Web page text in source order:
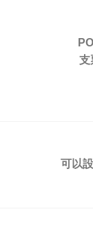
支
可以